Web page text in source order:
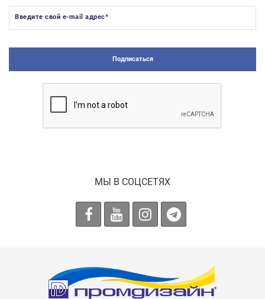
Введите свой e-mail адрес*
Подписаться
МЫ В СОЦСЕТЯХ